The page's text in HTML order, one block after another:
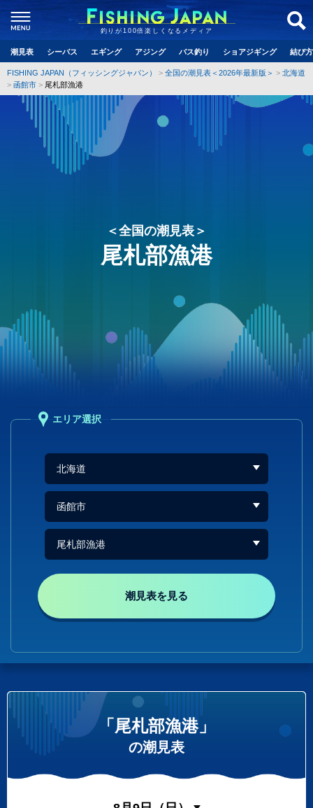
釣りが100倍楽しくなるメディア
潮見表 シーバス エギング アジング バス釣り ショアジギング 結び
FISHING JAPAN（フィッシングジャパン） 全国の潮見表＜2026年最新版＞
北海道
函館市
尾札部漁港
＜全国の潮見表＞
尾札部漁港
エリア選択
潮見表を見る
「尾札部漁港」
の潮見表